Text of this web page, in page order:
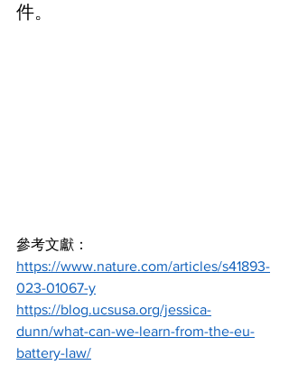
件。
參考文獻：
https://www.nature.com/articles/s41893-
023-01067-y
https://blog.ucsusa.org/jessica-
dunn/what-can-we-learn-from-the-eu-
battery-law/